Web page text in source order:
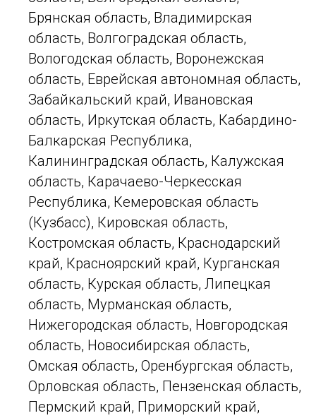
Брянская область, Владимирская
область, Волгоградская область,
Вологодская область, Воронежская
область, Еврейская автономная область,
Забайкальский край, Ивановская
область, Иркутская область, Кабардино-
Балкарская Республика,
Калининградская область, Калужская
область, Карачаево-Черкесская
Республика, Кемеровская область
(Кузбасс), Кировская область,
Костромская область, Краснодарский
край, Красноярский край, Курганская
область, Курская область, Липецкая
область, Мурманская область,
Нижегородская область, Новгородская
область, Новосибирская область,
Омская область, Оренбургская область,
Орловская область, Пензенская область,
Пермский край, Приморский край,